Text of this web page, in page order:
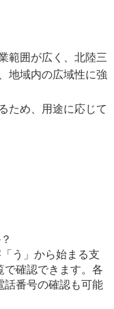
範囲が広く、北陸三
地域内の広域性に強
ため、用途に応じて
う」から始まる支
で確認できます。各
話番号の確認も可能